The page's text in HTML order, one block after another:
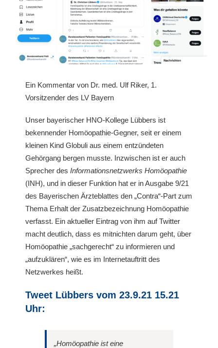
Ein Kommentar von Dr. med. Ulf Riker, 1.
Vorsitzender des LV Bayern
Unser bayerischer HNO-Kollege Lübbers ist
bekennender Homöopathie-Gegner, seit er einem
kleinen Kind Globuli aus einem entzündeten
Gehörgang bergen musste. Inzwischen ist er auch
Sprecher desInformationsnetzwerks Homöopathie
(INH), und in dieser Funktion hat er in Ausgabe 9/21
des Bayerischen Ärzteblattes den „Contra“-Part zum
Thema Erhalt der Zusatzbezeichnung Homöopathie
verfasst. Ein aktueller Eintrag von ihm auf Twitter
macht deutlich, dass es mitnichten darum geht, über
Homöopathie „sachgerecht“ zu informieren und
„aufzuklären“, wie es im Internetauftritt des
Netzwerkes heißt.
Tweet Lübbers vom 23.9.21 15.21
Uhr:
„Homöopathie ist eine